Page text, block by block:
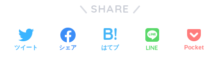
SHARE
ツイート シェア はてブ LINE Pocket